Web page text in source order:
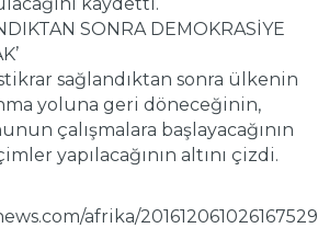
SONRA DEMOKRASİYE
sağlandıktan sonra ülkenin
yoluna geri döneceğinin,
çalışmalara başlayacağının
yapılacağının altını çizdi.
afrika/